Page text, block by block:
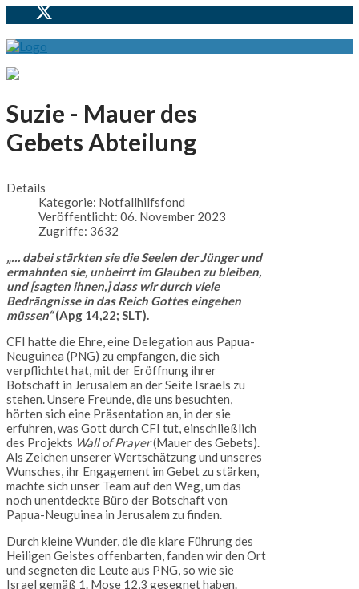
Suzie - Mauer des
Gebets Abteilung
Details
Kategorie: Notfallhilfsfond
Veröffentlicht: 06. November 2023
Zugriffe: 3632
„… dabei stärkten sie die Seelen der Jünger und
ermahnten sie, unbeirrt im Glauben zu bleiben,
und [sagten ihnen,] dass wir durch viele
Bedrängnisse in das Reich Gottes eingehen
müssen“(Apg 14,22; SLT).
CFI hatte die Ehre, eine Delegation aus Papua-
Neuguinea (PNG) zu empfangen, die sich
verpflichtet hat, mit der Eröffnung ihrer
Botschaft in Jerusalem an der Seite Israels zu
stehen. Unsere Freunde, die uns besuchten,
hörten sich eine Präsentation an, in der sie
erfuhren, was Gott durch CFI tut, einschließlich
des Projekts Wall of Prayer(Mauer des Gebets).
Als Zeichen unserer Wertschätzung und unseres
Wunsches, ihr Engagement im Gebet zu stärken,
machte sich unser Team auf den Weg, um das
noch unentdeckte Büro der Botschaft von
Papua-Neuguinea in Jerusalem zu finden.
Durch kleine Wunder, die die klare Führung des
Heiligen Geistes offenbarten, fanden wir den Ort
und segneten die Leute aus PNG, so wie sie
Israel gemäß 1. Mose 12,3 gesegnet haben.